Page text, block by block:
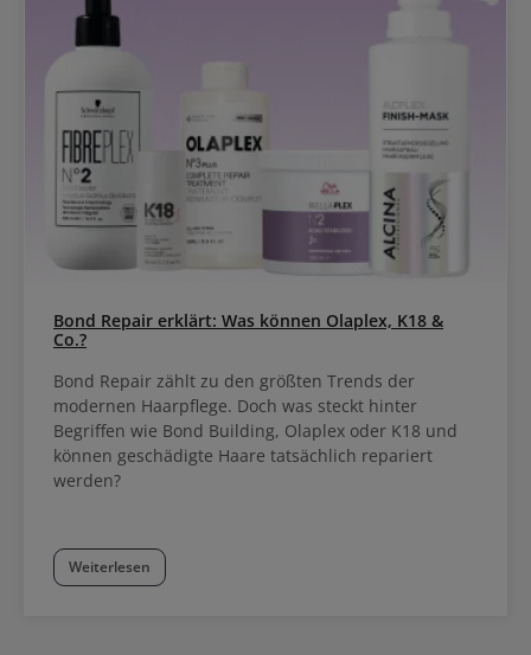
Bond Repair erklärt: Was können Olaplex, K18 &
Co.?
Bond Repair zählt zu den größten Trends der
modernen Haarpflege. Doch was steckt hinter
Begriffen wie Bond Building, Olaplex oder K18 und
können geschädigte Haare tatsächlich repariert
werden?
Weiterlesen